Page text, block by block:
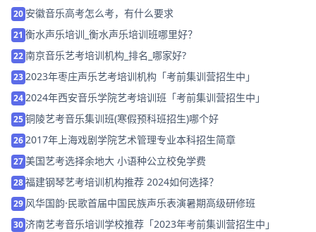
20 安徽音乐高考怎么考，有什么要求
21 衡水声乐培训_衡水声乐培训班哪里好？
22南京音乐艺考培训机构_排名_哪家好?
232023年枣庄声乐艺考培训机构「考前集训营招生中」
242024年西安音乐学院艺考培训班「考前集训营招生中」
25铜陵艺考音乐集训班(寒假预科班招生)哪个好
262017年上海戏剧学院艺术管理专业本科招生简章
27美国艺考选择余地大 小语种公立校免学费
28福建钢琴艺考培训机构推荐 2024如何选择？
29 风华国韵·民歌首届中国民族声乐表演暑期高级研修班
30 济南艺考音乐培训学校推荐「2023年考前集训营招生中」